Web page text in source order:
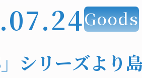
Goods
シリーズより